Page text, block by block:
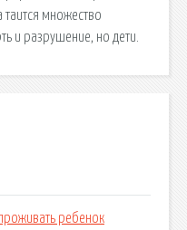
множество
и разрушение, но дети.
ребенок